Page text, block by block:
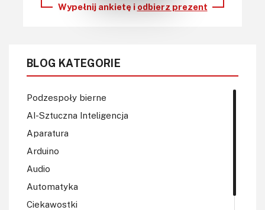
Wypełnij ankietę i odbierz prezent
BLOG KATEGORIE
Podzespoły bierne
AI-Sztuczna Inteligencja
Aparatura
Arduino
Audio
Automatyka
Ciekawostki